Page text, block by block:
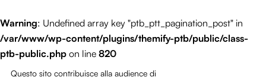
Warning: Undefined array key "ptb_ptt_pagination_post" in
/var/www/wp-content/plugins/themify-ptb/public/class-
ptb-public.php on line 820
Questo sito contribuisce alla audience di